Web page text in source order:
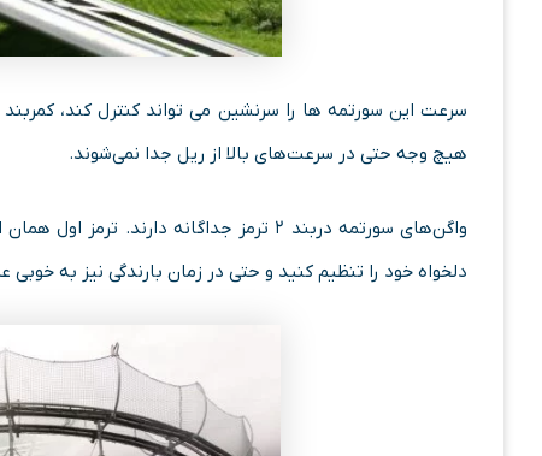
سرعت این سورتمه ها را سرنشین می تواند کنترل کند،
هیچ وجه حتی در سرعت‌های بالا از ریل جدا نمی‌‌شوند.
واگن‌های سورتمه دربند ۲ ترمز جداگانه
دلخواه خود را تنظیم کنید و حتی در زمان بارندگی نیز به